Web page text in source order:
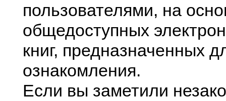
пользователями, на
общедоступных
книг, предназначенных
ознакомления.
Если вы заметили